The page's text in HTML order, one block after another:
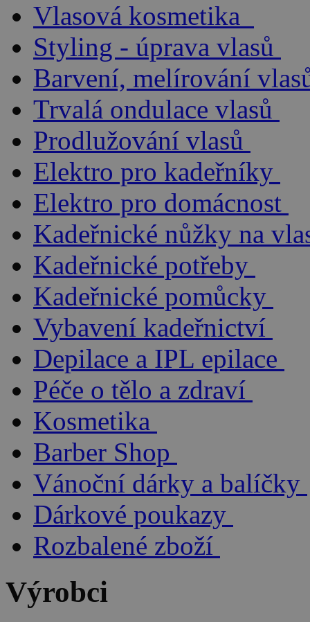
Vlasová kosmetika
Styling - úprava vlasů
Barvení, melírování
Trvalá ondulace vlasů
Prodlužování vlasů
Elektro pro kadeřníky
Elektro pro domácnost
Kadeřnické nůžky na
Kadeřnické potřeby
Kadeřnické pomůcky
Vybavení kadeřnictví
Depilace a IPL epilace
Péče o tělo a zdraví
Kosmetika
Barber Shop
Vánoční dárky a balíčky
Dárkové poukazy
Rozbalené zboží
Výrobci